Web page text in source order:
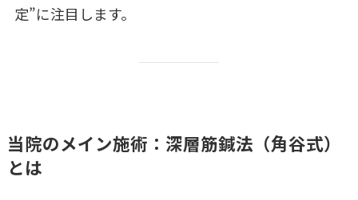
定”に注目します。
当院のメイン施術：深層筋鍼法（角谷式）
とは